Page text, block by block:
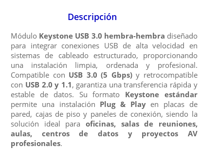
Descripción
Módulo Keystone USB 3.0 hembra-hembra diseñado
para integrar conexiones USB de alta velocidad en
sistemas de cableado estructurado, proporcionando
una instalación limpia, ordenada y profesional.
Compatible con USB 3.0 (5 Gbps)y retrocompatible
con USB 2.0 y 1.1, garantiza una transferencia rápida y
estable de datos. Su formato Keystone estándar
permite una instalación Plug & Playen placas de
pared, cajas de piso y paneles de conexión, siendo la
solución ideal para oficinas, salas de reuniones,
aulas, centros de datos y proyectos AV
profesionales.